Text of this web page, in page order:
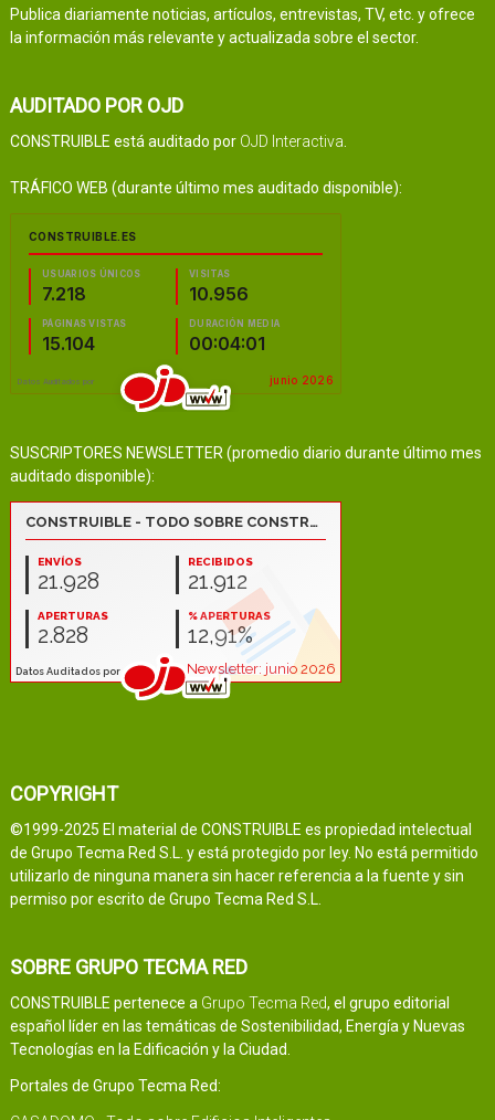
Publica diariamente noticias, artículos, entrevistas, TV, etc. y ofrece
la información más relevante y actualizada sobre el sector.
AUDITADO POR OJD
CONSTRUIBLE está auditado por OJD Interactiva
TRÁFICO WEB (durante último mes auditado disponible):
SUSCRIPTORES NEWSLETTER (promedio diario durante último mes
auditado disponible):
COPYRIGHT
©1999-2025 El material de CONSTRUIBLE es propiedad intelectual
de Grupo Tecma Red S.L. y está protegido por ley. No está permitido
utilizarlo de ninguna manera sin hacer referencia a la fuente y sin
permiso por escrito de Grupo Tecma Red S.L.
SOBRE GRUPO TECMA RED
CONSTRUIBLE pertenece a Grupo Tecma Red, el grupo editorial
español líder en las temáticas de Sostenibilidad, Energía y Nuevas
Tecnologías en la Edificación y la Ciudad.
Portales de Grupo Tecma Red: